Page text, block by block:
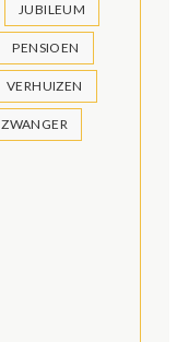
JUBILEUM
PENSIOEN
VERHUIZEN
ZWANGER